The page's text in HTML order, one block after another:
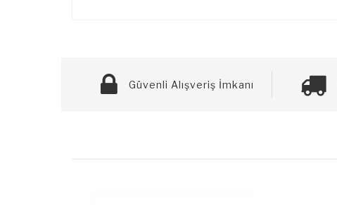
Güvenli Alışveriş İmkanı